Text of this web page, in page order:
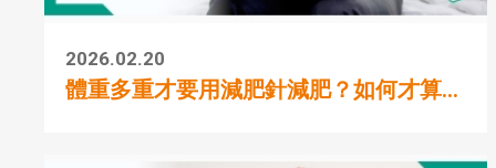
2026.02.20
體重多重才要用減肥針減肥？如何才算...